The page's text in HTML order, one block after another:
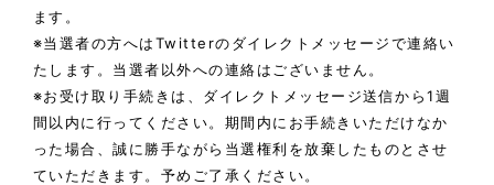
ます。
※当選者の方へはTwitterのダイレクトメッセージで連絡い
たします。当選者以外への連絡はございません。
※お受け取り手続きは、ダイレクトメッセージ送信から1週
間以内に行ってください。期間内にお手続きいただけなか
った場合、誠に勝手ながら当選権利を放棄したものとさせ
ていただきます。予めご了承ください。